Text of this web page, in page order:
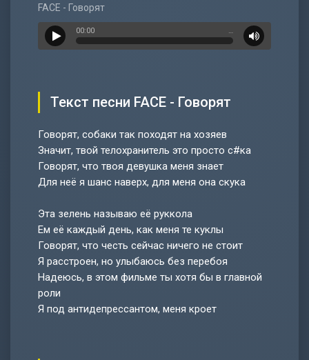
FACE - Говорят
00:00 …
Текст песни FACE - Говорят
Говорят, собаки так походят на хозяев
Значит, твой телохранитель это просто с#ка
Говорят, что твоя девушка меня знает
Для неё я шанс наверх, для меня она скука
Эта зелень называю её руккола
Ем её каждый день, как меня те куклы
Говорят, что честь сейчас ничего не стоит
Я расстроен, но улыбаюсь без перебоя
Надеюсь, в этом фильме ты хотя бы в главной
роли
Я под антидепрессантом, меня кроет